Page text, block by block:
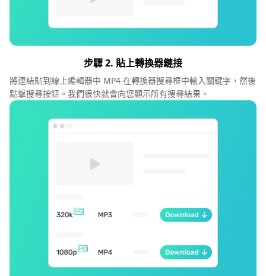
步驟 2. 貼上轉換器鏈接
將連結貼到線上編輯器中 MP4 在轉換器搜尋框中輸入關鍵字，然後
點擊搜尋按鈕。我們很快就會向您顯示所有搜尋結果。